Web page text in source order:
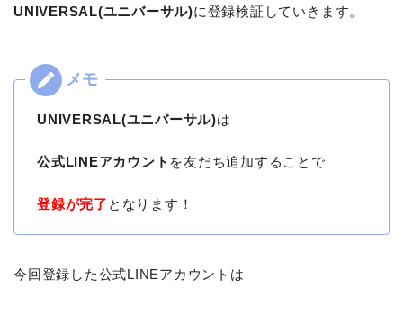
UNIVERSAL(ユニバーサル)に登録検証していきます。
UNIVERSAL(ユニバーサル)は
公式LINEアカウント を友だち追加することで
登録が完了 となります！
今回登録した公式LINEアカウントは